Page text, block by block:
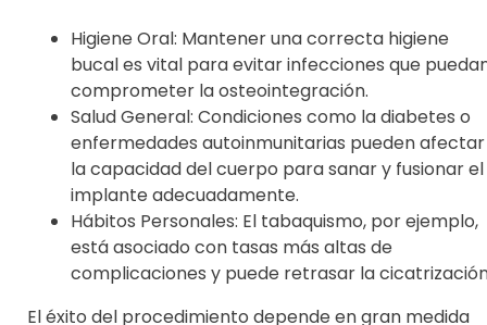
Higiene Oral: Mantener una correcta higiene
bucal es vital para evitar infecciones que
comprometer la osteointegración.
Salud General: Condiciones como la diabetes o
enfermedades autoinmunitarias pueden afectar
la capacidad del cuerpo para sanar y fusionar el
implante adecuadamente.
Hábitos Personales: El tabaquismo, por ejemplo,
está asociado con tasas más altas de
complicaciones y puede retrasar la
El éxito del procedimiento depende en gran medida